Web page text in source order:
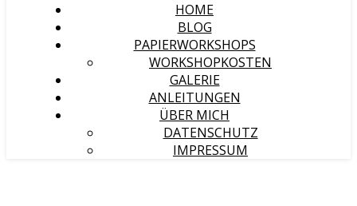
HOME
BLOG
PAPIERWORKSHOPS
WORKSHOPKOSTEN
GALERIE
ANLEITUNGEN
ÜBER MICH
DATENSCHUTZ
IMPRESSUM